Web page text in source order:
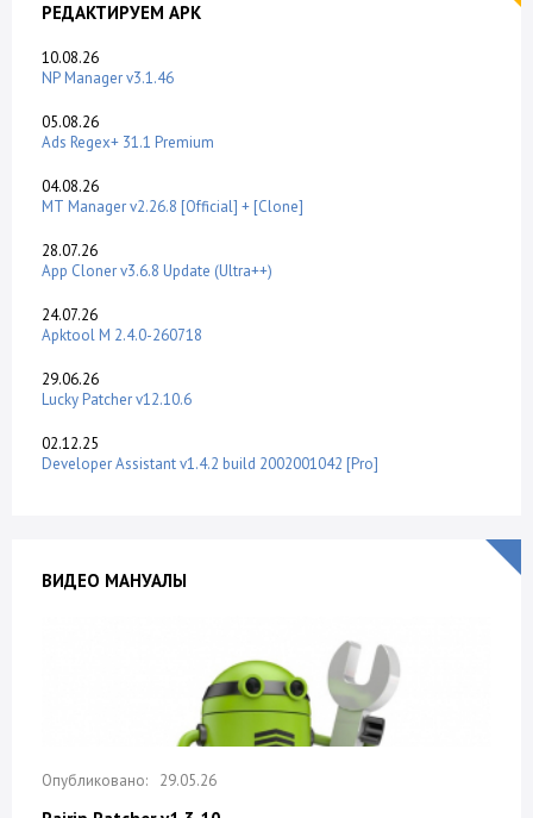
РЕДАКТИРУЕМ APK
10.08.26
NP Manager v3.1.46
05.08.26
Ads Regex+ 31.1 Premium
04.08.26
MT Manager v2.26.8 [Official] + [Clone]
28.07.26
App Cloner v3.6.8 Update (Ultra++)
24.07.26
Apktool M 2.4.0-260718
29.06.26
Lucky Patcher v12.10.6
02.12.25
Developer Assistant v1.4.2 build 2002001042 [Pro]
ВИДЕО МАНУАЛЫ
29.05.26